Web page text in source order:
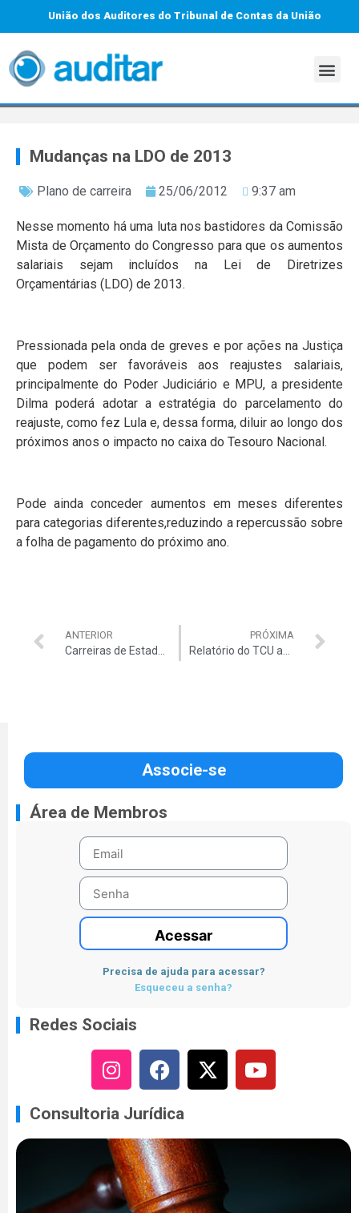
União dos Auditores do Tribunal de Contas da União
Mudanças na LDO de 2013
Plano de carreira 25/06/2012 9:37 am
Nesse momento há uma luta nos bastidores da Comissão
Mista de Orçamento do Congresso para que os aumentos
salariais sejam incluídos na Lei de Diretrizes
Orçamentárias (LDO) de 2013.
Pressionada pela onda de greves e por ações na Justiça
que podem ser favoráveis aos reajustes salariais,
principalmente do Poder Judiciário e MPU, a presidente
Dilma poderá adotar a estratégia do parcelamento do
reajuste, como fez Lula e, dessa forma, diluir ao longo dos
próximos anos o impacto no caixa do Tesouro Nacional.
Pode ainda conceder aumentos em meses diferentes
para categorias diferentes,reduzindo a repercussão sobre
a folha de pagamento do próximo ano.
ANTERIOR PRÓXIMA
Associe-se
Área de Membros
Acessar
Precisa de ajuda para acessar?
Esqueceu a senha?
Redes Sociais
Consultoria Jurídica